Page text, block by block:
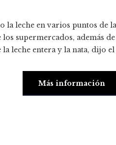
la leche en varios puntos de
supermercados, además
leche entera y la nata, dijo
Más información